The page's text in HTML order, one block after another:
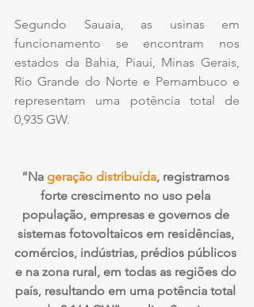
Segundo Sauaia, as usinas em
funcionamento se encontram nos
estados da Bahia, Piauí, Minas Gerais,
Rio Grande do Norte e Pernambuco e
representam uma potência total de
0,935 GW.
“Na geração distribuída, registramos
forte crescimento no uso pela
população, empresas e governos de
sistemas fotovoltaicos em residências,
comércios, indústrias, prédios públicos
e na zona rural, em todas as regiões do
país, resultando em uma potência total